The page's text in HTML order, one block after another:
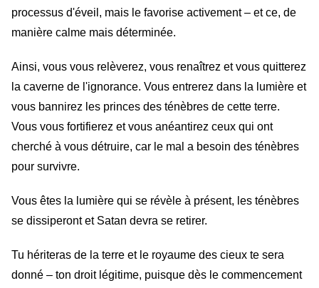
processus d'éveil, mais le favorise activement – ​​et ce, de
manière calme mais déterminée.
Ainsi, vous vous relèverez, vous renaîtrez et vous quitterez
la caverne de l'ignorance. Vous entrerez dans la lumière et
vous bannirez les princes des ténèbres de cette terre.
Vous vous fortifierez et vous anéantirez ceux qui ont
cherché à vous détruire, car le mal a besoin des ténèbres
pour survivre.
Vous êtes la lumière qui se révèle à présent, les ténèbres
se dissiperont et Satan devra se retirer.
Tu hériteras de la terre et le royaume des cieux te sera
donné – ton droit légitime, puisque dès le commencement